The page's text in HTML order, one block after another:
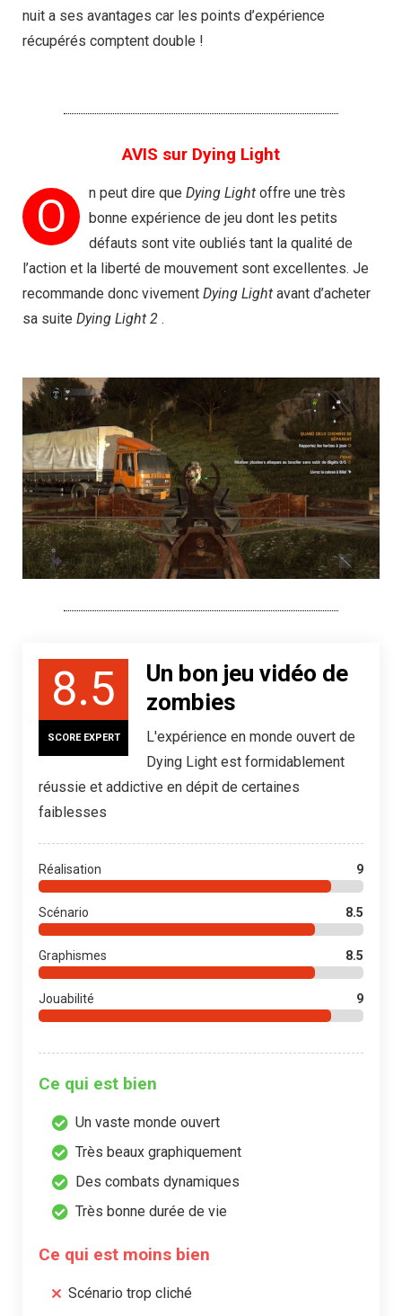
nuit a ses avantages car les points d’expérience
récupérés comptent double !
AVIS sur Dying Light
O n peut dire que Dying Light offre une très
bonne expérience de jeu dont les petits
défauts sont vite oubliés tant la qualité de
l’action et la liberté de mouvement sont excellentes. Je
recommande donc vivement Dying Light avant d’acheter
sa suite Dying Light 2 .
8.5
SCORE EXPERT
Un bon jeu vidéo de
zombies
L'expérience en monde ouvert de
Dying Light est formidablement
réussie et addictive en dépit de certaines
faiblesses
Réalisation 9
Scénario 8.5
Graphismes 8.5
Jouabilité 9
Ce qui est bien
Un vaste monde ouvert
Très beaux graphiquement
Des combats dynamiques
Très bonne durée de vie
Ce qui est moins bien
Scénario trop cliché